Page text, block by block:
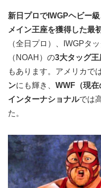
新日プロでIWGPヘビー
メイン王座を獲得した最
（全日プロ）、IWGPタ
（NOAH）の3大タッグ
もあります。アメリカで
ンにも輝き、 WWF（現
インターナショナルでは
た。